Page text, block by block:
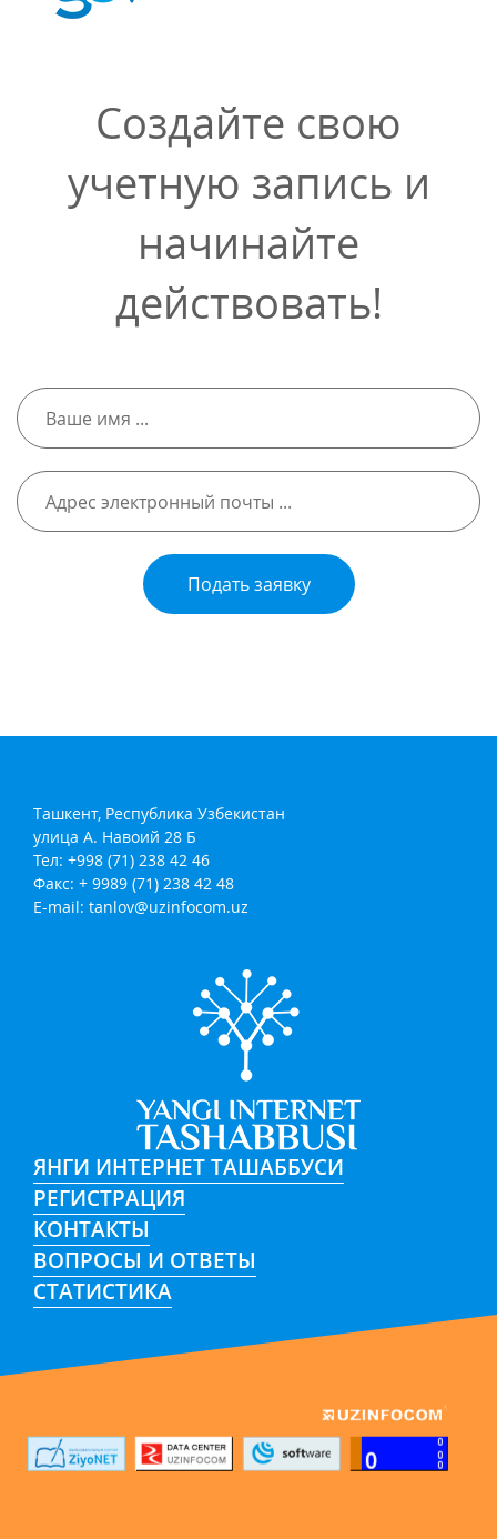
Создайте свою
учетную запись и
начинайте
действовать!
Подать заявку
Ташкент, Республика Узбекистан
улица А. Навоий 28 Б
Тел: +998 (71) 238 42 46
Факс: + 9989 (71) 238 42 48
E-mail: tanlov@uzinfocom.uz
ЯНГИ ИНТЕРНЕТ ТАШАББУСИ
РЕГИСТРАЦИЯ
КОНТАКТЫ
ВОПРОСЫ И ОТВЕТЫ
СТАТИСТИКА